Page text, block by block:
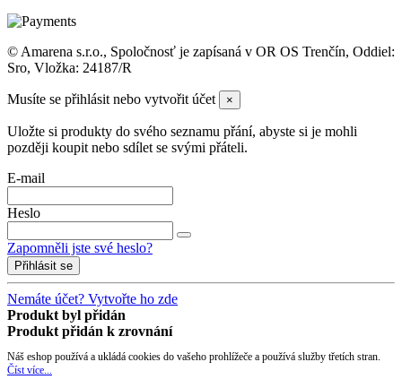
© Amarena s.r.o., Spoločnosť je zapísaná v OR OS Trenčín, Oddiel:
Sro, Vložka: 24187/R
Musíte se přihlásit nebo vytvořit účet ×
Uložte si produkty do svého seznamu přání, abyste si je mohli
později koupit nebo sdílet se svými přáteli.
E-mail
Heslo
Zapomněli jste své heslo?
Přihlásit se
Nemáte účet? Vytvořte ho zde
Produkt byl přidán
Produkt přidán k zrovnání
Náš eshop používá a ukládá cookies do vašeho prohlížeče a používá služby třetích stran.
Číst více...